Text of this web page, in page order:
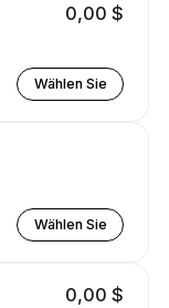
0,00 $
Wählen Sie
Wählen Sie
0,00 $